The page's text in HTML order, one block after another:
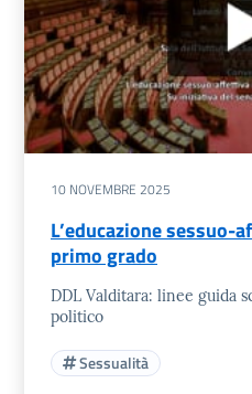
10 NOVEMBRE 2025
L’educazione
primo grado
DDL Valditara: linee guida
politico
Sessualità